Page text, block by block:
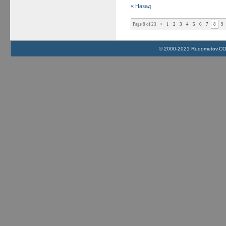
« Назад
Page 8 of 23 < 1 2 3 4 5 6 7 8 9
© 2000-2021